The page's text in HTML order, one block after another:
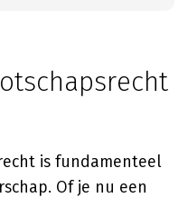
is fundamenteel
Of je nu een